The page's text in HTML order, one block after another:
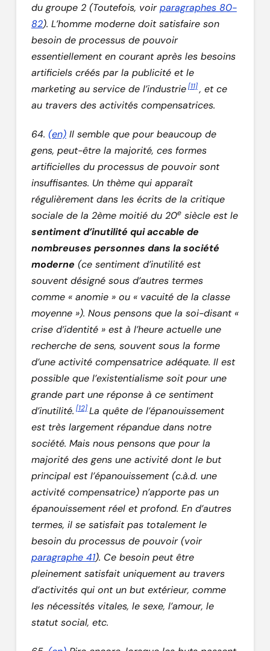
du groupe 2 (Toutefois, voirparagraphes 80-
82). L’homme moderne doit satisfaire son
besoin de processus de pouvoir
essentiellement en courant après les besoins
artificiels créés par la publicité et le
marketing au service de l’industrie[11], et ce
au travers des activités compensatrices.
64. (en)Il semble que pour beaucoup de
gens, peut-être la majorité, ces formes
artificielles du processus de pouvoir sont
insuffisantes. Un thème qui apparaît
régulièrement dans les écrits de la critique
sociale de la 2ème moitié du 20esiècle est le
sentiment d’inutilité qui accable de
nombreuses personnes dans la société
moderne (ce sentiment d’inutilité est
souvent désigné sous d’autres termes
comme « anomie » ou « vacuité de la classe
moyenne »). Nous pensons que la soi-disant «
crise d’identité » est à l’heure actuelle une
recherche de sens, souvent sous la forme
d’une activité compensatrice adéquate. Il est
possible que l’existentialisme soit pour une
grande part une réponse à ce sentiment
d’inutilité. [12]La quête de l’épanouissement
est très largement répandue dans notre
société. Mais nous pensons que pour la
majorité des gens une activité dont le but
principal est l’épanouissement (c.à.d. une
activité compensatrice) n’apporte pas un
épanouissement réel et profond. En d’autres
termes, il se satisfait pas totalement le
besoin du processus de pouvoir (voir
paragraphe 41). Ce besoin peut être
pleinement satisfait uniquement au travers
d’activités qui ont un but extérieur, comme
les nécessités vitales, le sexe, l’amour, le
statut social, etc.